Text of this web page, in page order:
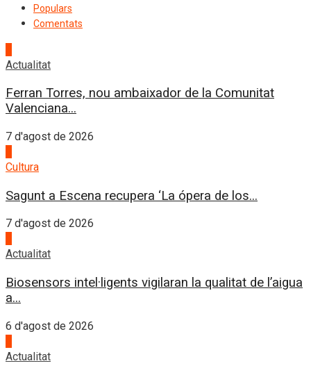
Populars
Comentats
Actualitat
Ferran Torres, nou ambaixador de la Comunitat
Valenciana...
7 d'agost de 2026
Cultura
Sagunt a Escena recupera ‘La ópera de los...
7 d'agost de 2026
Actualitat
Biosensors intel·ligents vigilaran la qualitat de l’aigua
a...
6 d'agost de 2026
Actualitat